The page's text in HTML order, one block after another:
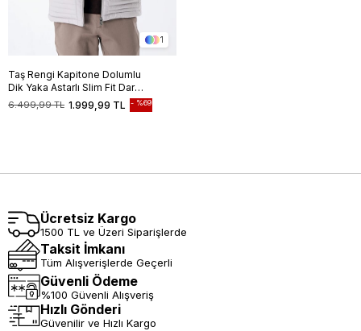
1
Taş Rengi Kapitone Dolumlu
Dik Yaka Astarlı Slim Fit Dar
Kesim Casual Mont
1007235264
1.999,99 TL
6.499,99 TL %69
Ücretsiz Kargo
1500 TL ve Üzeri Siparişlerde
Taksit İmkanı
Tüm Alışverişlerde Geçerli
Güvenli Ödeme
%100 Güvenli Alışveriş
Hızlı Gönderi
Güvenilir ve Hızlı Kargo